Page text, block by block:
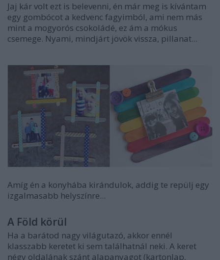
Jaj kár volt ezt is belevenni, én már meg is kívántam
egy gombócot a kedvenc fagyimból, ami nem más
mint a mogyorós csokoládé, ez ám a mókus
csemege. Nyami, mindjárt jövök vissza, pillanat...
Amíg én a konyhába kirándulok, addig te repülj egy
izgalmasabb helyszínre...
A Föld körül
Ha a barátod nagy világutazó, akkor ennél
klasszabb keretet ki sem találhatnál neki. A keret
négy oldalának szánt alapanyagot (kartonlap,